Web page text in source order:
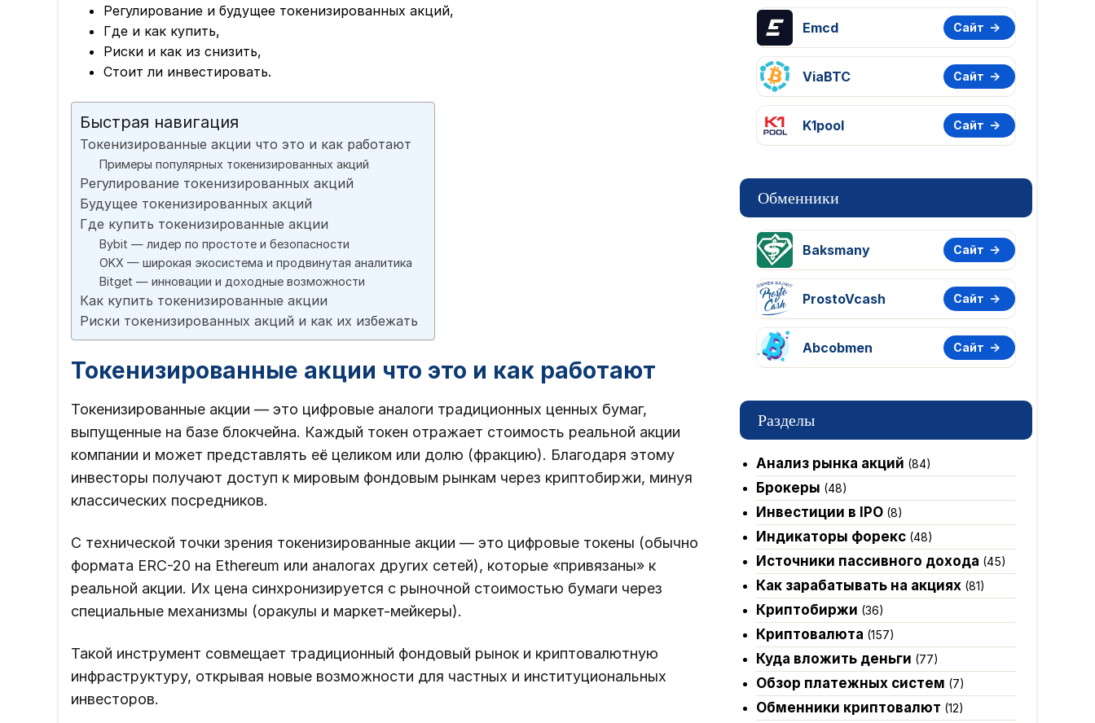
Регулирование и будущее токенизированных акций,
Где и как купить,
Риски и как из снизить,
Стоит ли инвестировать.
Быстрая навигация
Токенизированные акции что это и как работают
Примеры популярных токенизированных акций
Регулирование токенизированных акций
Будущее токенизированных акций
Где купить токенизированные акции
Bybit — лидер по простоте и безопасности
OKX — широкая экосистема и продвинутая аналитика
Bitget — инновации и доходные возможности
Как купить токенизированные акции
Риски токенизированных акций и как их избежать
Токенизированные акции что это и как работают
Токенизированные акции — это цифровые аналоги традиционных ценных бумаг,
выпущенные на базе блокчейна. Каждый токен отражает стоимость реальной акции
компании и может представлять её целиком или долю (фракцию). Благодаря этому
инвесторы получают доступ к мировым фондовым рынкам через криптобиржи, минуя
классических посредников.
С технической точки зрения токенизированные акции — это цифровые токены (обычно
формата ERC-20 на Ethereum или аналогах других сетей), которые «привязаны» к
реальной акции. Их цена синхронизируется с рыночной стоимостью бумаги через
специальные механизмы (оракулы и маркет-мейкеры).
Такой инструмент совмещает традиционный фондовый рынок и криптовалютную
инфраструктуру, открывая новые возможности для частных и институциональных
инвесторов.
Emcd Сайт
ViaBTC Сайт
K1pool Сайт
Обменники
Baksmany Сайт
ProstoVcash Сайт
Abcobmen Сайт
Разделы
Анализ рынка акций (84)
Брокеры (48)
Инвестиции в IPO(8)
Индикаторы форекс(48)
Источники пассивного дохода (45)
Как зарабатывать на акциях(81)
Криптобиржи (36)
Криптовалюта (157)
Куда вложить деньги (77)
Обзор платежных систем (7)
Обменники криптовалют (12)